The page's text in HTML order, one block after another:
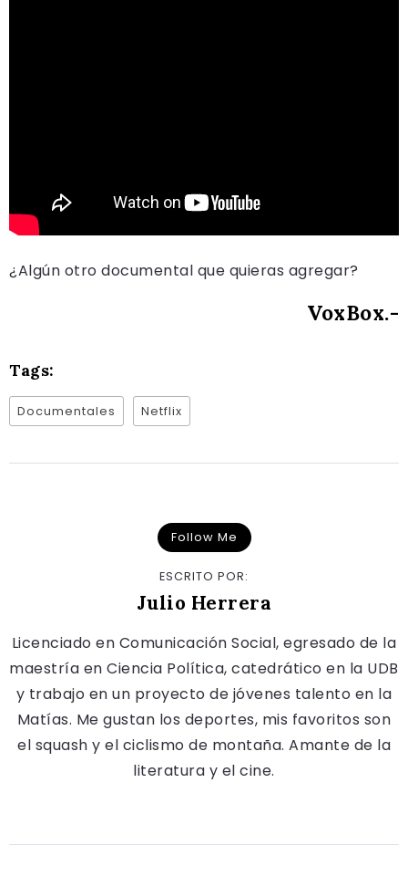
¿Algún otro documental que quieras agregar?
VoxBox.-
Tags:
Documentales Netflix
Follow Me
ESCRITO POR:
Julio Herrera
Licenciado en Comunicación Social, egresado de la
maestría en Ciencia Política, catedrático en la UDB
y trabajo en un proyecto de jóvenes talento en la
Matías. Me gustan los deportes, mis favoritos son
el squash y el ciclismo de montaña. Amante de la
literatura y el cine.